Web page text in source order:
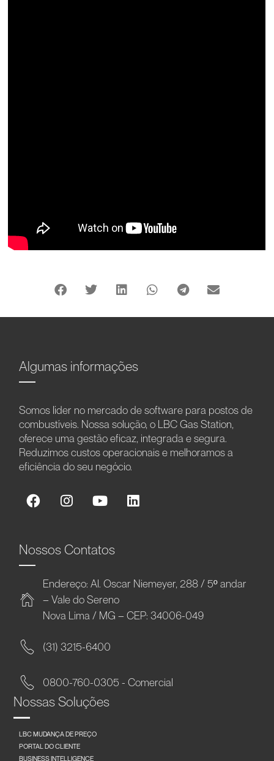
Algumas informações
Somos líder no mercado de software para postos de
combustíveis. Nossa solução, o LBC Gas Station,
oferece uma gestão eficaz, integrada e segura.
Reduzimos custos operacionais e melhoramos a
eficiência do seu negócio.
Nossos Contatos
Endereço: Al. Oscar Niemeyer, 288 / 5º andar
– Vale do Sereno
Nova Lima / MG – CEP: 34006-049
(31) 3215-6400
0800-760-0305 - Comercial
Nossas Soluções
LBC MUDANÇA DE PREÇO
PORTAL DO CLIENTE
BUSINESS INTELLIGENCE